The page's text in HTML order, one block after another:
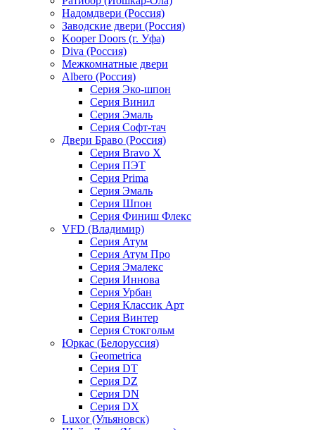
Надомдвери (Россия)
Заводские двери (Россия)
Kooper Doors (г. Уфа)
Diva (Россия)
Межкомнатные двери
Albero (Россия)
Серия Эко-шпон
Серия Винил
Серия Эмаль
Серия Софт-тач
Двери Браво (Россия)
Серия Bravo X
Серия ПЭТ
Серия Prima
Серия Эмаль
Серия Шпон
Серия Финиш Флекс
VFD (Владимир)
Серия Атум
Серия Атум Про
Серия Эмалекс
Серия Иннова
Серия Урбан
Серия Классик Арт
Серия Винтер
Серия Стокгольм
Юркас (Белоруссия)
Geometrica
Серия DT
Серия DZ
Серия DN
Серия DX
Luxor (Ульяновск)